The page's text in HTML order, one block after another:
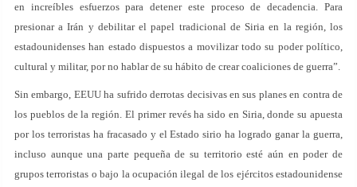
en increíbles esfuerzos para detener este proceso de decadencia. Para
presionar a Irán y debilitar el papel tradicional de Siria en la región, los
estadounidenses han estado dispuestos a movilizar todo su poder político,
cultural y militar, por no hablar de su hábito de crear coaliciones de guerra”.
Sin embargo, EEUU ha sufrido derrotas decisivas en sus planes en contra de
los pueblos de la región. El primer revés ha sido en Siria, donde su apuesta
por los terroristas ha fracasado y el Estado sirio ha logrado ganar la guerra,
incluso aunque una parte pequeña de su territorio esté aún en poder de
grupos terroristas o bajo la ocupación ilegal de los ejércitos estadounidense